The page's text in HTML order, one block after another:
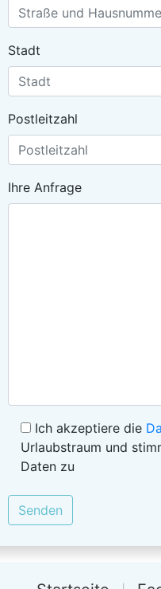
Stadt
Postleitzahl
Ihre Anfrage
Ich akzeptiere die
Urlaubstraum und
Daten zu